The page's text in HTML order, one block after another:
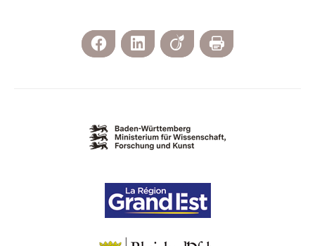
Facebook LinkedIn Viadeo